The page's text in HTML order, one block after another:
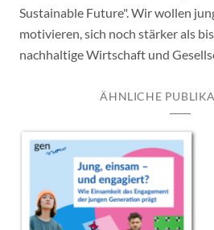
Sustainable Future". Wir wollen
motivieren, sich noch stärker als
nachhaltige Wirtschaft und
ÄHNLICHE